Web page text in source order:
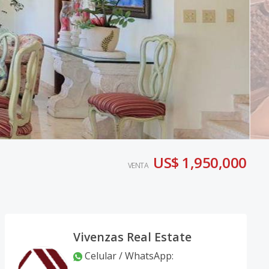
VENTA US$ 1,950,000
Vivenzas Real Estate
Celular / WhatsApp: